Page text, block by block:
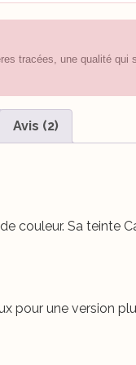
tracées, une qualité qui
Avis (2)
couleur. Sa teinte
pour une version